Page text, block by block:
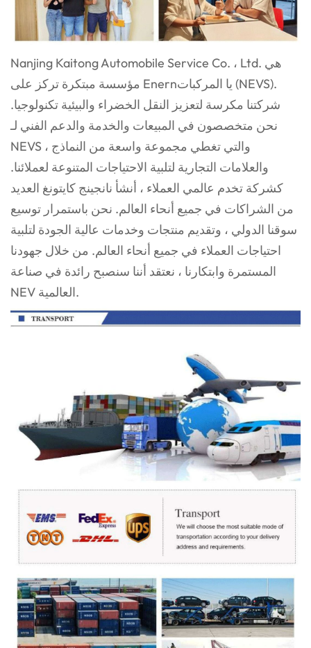
Nanjing Kaitong Automobile Service Co. ، Ltd. هي
مؤسسة مبتكرة تركز على Enern
يا المركبات (NEVS).
شركتنا مكرسة لتعزيز النقل الخضراء والبيئية تكنولوجيا.
نحن متخصصون في المبيعات والخدمة والدعم الفني لـ
NEVS ، والتي تغطي مجموعة واسعة من النماذج
والعلامات التجارية لتلبية الاحتياجات المتنوعة لعملائنا.
كشركة تخدم عالمي العملاء ، أنشأ نانجينج كايتونغ العديد
من الشراكات في جميع أنحاء العالم. نحن باستمرار توسيع
سوقنا الدولي ، وتقديم منتجات وخدمات عالية الجودة لتلبية
احتياجات العملاء في جميع أنحاء العالم. من خلال جهودنا
المستمرة وابتكارنا ، نعتقد أننا سنصبح رائدة في صناعة
NEV العالمية.